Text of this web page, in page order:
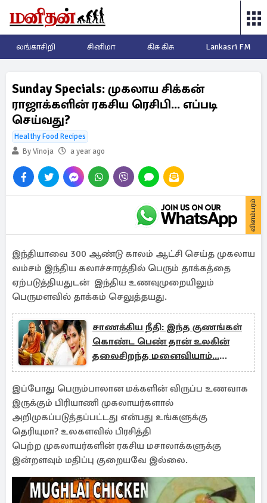
லங்காசிறி சினிமா கிசு கிசு Lankasri FM
Sunday Specials: முகலாய சிக்கன்
ராஜாக்களின் ரகசிய ரெசிபி... எப்படி
செய்வது?
Healthy Food Recipes
By Vinoja
a year ago
விளம்பரம்
இந்தியாவை 300 ஆண்டு காலம் ஆட்சி செய்த முகலாய
வம்சம் இந்திய கலாச்சாரத்தில் பெரும் தாக்கத்தை
ஏற்படுத்தியதுடன் இந்திய உணவுமுறையிலும்
பெருமளவில் தாக்கம் செலுத்தயது.
சாணக்கிய நீதி: இந்த குணங்கள்
கொண்ட பெண் தான் உலகின்
தலைசிறந்த மனைவியாம்...
உங்களிடம் இருக்கா?
இப்போது பெரும்பாலான மக்களின் விருப்ப உணவாக
இருக்கும் பிரியாணி முகலாயர்களால்
அறிமுகப்படுத்தப்பட்டது என்பது உங்களுக்கு
தெரியுமா? உலகளவில் பிரசித்தி
பெற்ற முகலாயர்களின் ரகசிய மசாலாக்களுக்கு
இன்றளவும் மதிப்பு குறையவே இல்லை.